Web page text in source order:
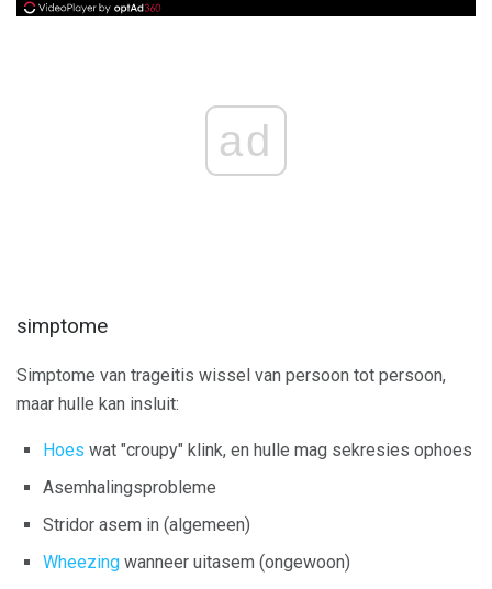
ad
simptome
Simptome van trageitis wissel van persoon tot persoon,
maar hulle kan insluit:
Hoes wat "croupy" klink, en hulle mag sekresies ophoes
Asemhalingsprobleme
Stridor asem in (algemeen)
Wheezing wanneer uitasem (ongewoon)